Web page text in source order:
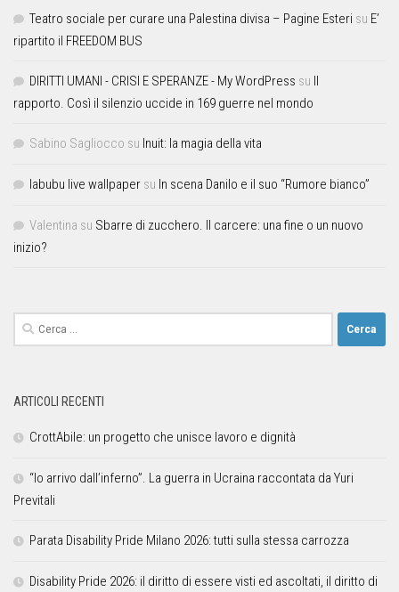
Teatro sociale per curare una Palestina divisa – Pagine Esteri su E’
ripartito il FREEDOM BUS
DIRITTI UMANI - CRISI E SPERANZE - My WordPress su Il
rapporto. Così il silenzio uccide in 169 guerre nel mondo
Sabino Sagliocco su Inuit: la magia della vita
labubu live wallpaper su In scena Danilo e il suo “Rumore bianco”
Valentina su Sbarre di zucchero. Il carcere: una fine o un nuovo
inizio?
ARTICOLI RECENTI
CrottAbile: un progetto che unisce lavoro e dignità
“Io arrivo dall’inferno”. La guerra in Ucraina raccontata da Yuri
Previtali
Parata Disability Pride Milano 2026: tutti sulla stessa carrozza
Disability Pride 2026: il diritto di essere visti ed ascoltati, il diritto di